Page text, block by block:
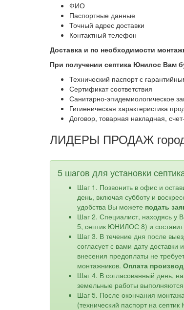
ФИО
Паспортные данные
Точный адрес доставки
Контактный телефон
Доставка и по необходимости
При получении септика Юнилос Вам
Технический паспорт с
Сертификат соответствия
Санитарно-эпидемиологическое
Гигиеническая характеристика
Договор, товарная накладная,
ЛИДЕРЫ ПРОДАЖ
5 шагов для установки
Шаг 1. Позвонить в офис и
день, включая субботу и
удобства Вы можете подать
Шаг 2. Специалист, находясь у
5, септик ЮНИЛОС 8) и
Шаг 3. В течение дня после
согласует с вами дату
внесения предоплаты не
монтажников. Оплата
Шаг 4. В согласованный день,
земельные работы
Шаг 5. После окончания
(технический паспорт на